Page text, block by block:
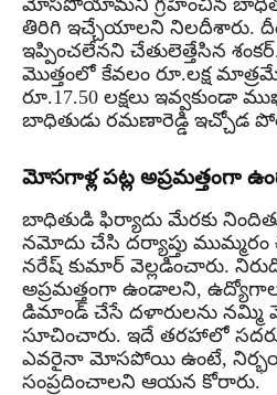
మోసపోయామని గ్రహించిన
తిరిగి ఇచ్చేయాలని నిలదీశారు.
ఇప్పించలేనని చేతులెత్తేసిన
మొత్తంలో కేవలం రూ.లక్ష
రూ.17.50 లక్షలు ఇవ్వకుండా
బాధితుడు రమణారెడ్డి ఇచ్చోడ
మోసగాళ్ల పట్ల అప్రమత్తంగా
బాధితుడి ఫిర్యాదు మేరకు
నమోదు చేసి దర్యాప్తు
నరేష్ కుమార్ వెల్లడించారు.
అప్రమత్తంగా ఉండాలని, ఉద్యోగాల
డిమాండ్ చేసే దళారులను
సూచించారు. ఇదే తరహాలో
ఎవరైనా మోసపోయి ఉంటే,
సంప్రదించాలని ఆయన కోరారు.